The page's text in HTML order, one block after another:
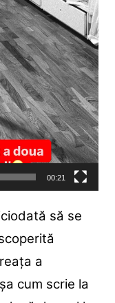
00:21
să se
a
cum scrie la